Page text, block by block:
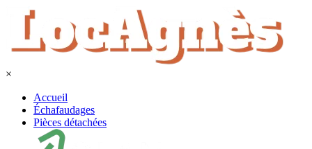
×
Accueil
Échafaudages
Pièces détachées